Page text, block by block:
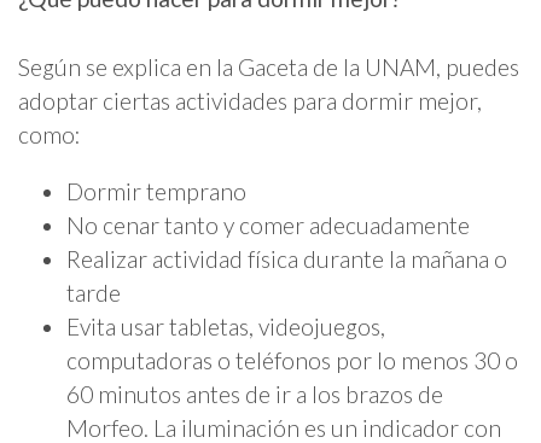
Según se explica en la Gaceta de la UNAM, puedes
adoptar ciertas actividades para dormir mejor,
como:
Dormir temprano
No cenar tanto y comer adecuadamente
Realizar actividad física durante la mañana o
tarde
Evita usar tabletas, videojuegos,
computadoras o teléfonos por lo menos 30 o
60 minutos antes de ir a los brazos de
Morfeo. La iluminación es un indicador con